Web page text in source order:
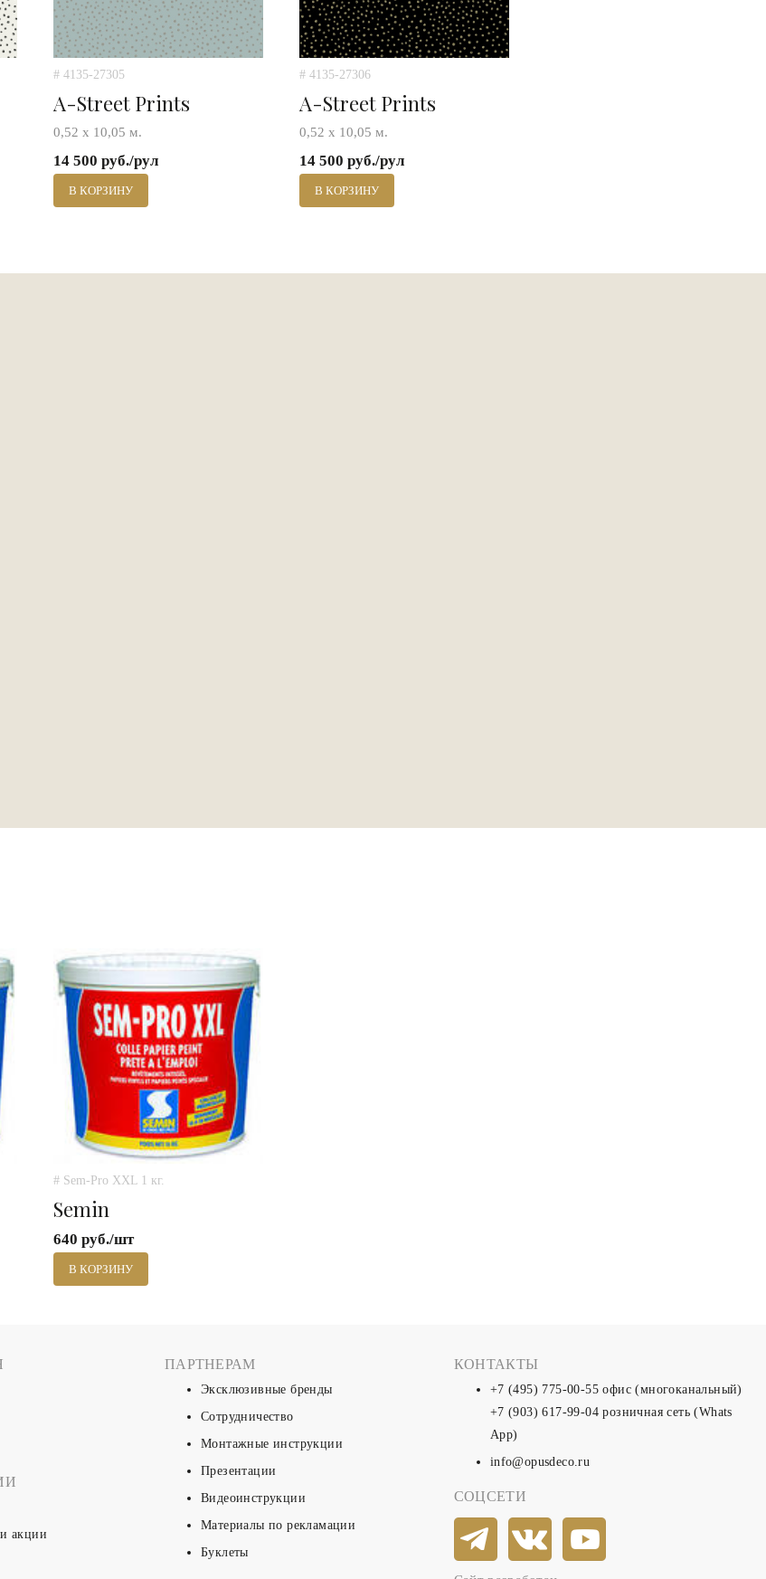
# 4135-27305
A-Street Prints
0,52 х 10,05 м.
14 500 руб./рул
В КОРЗИНУ
# 4135-27306
A-Street Prints
0,52 х 10,05 м.
14 500 руб./рул
В КОРЗИНУ
# Sem-Pro XXL 1 кг.
Semin
640 руб./шт
В КОРЗИНУ
акции
ПАРТНЕРАМ
Эксклюзивные бренды
Сотрудничество
Монтажные инструкции
Презентации
Видеоинструкции
Материалы по рекламации
Буклеты
КОНТАКТЫ
+7 (495) 775-00-55 офис (многоканальный)
+7 (903) 617-99-04 розничная сеть (Whats
App)
info@opusdeco.ru
СОЦСЕТИ